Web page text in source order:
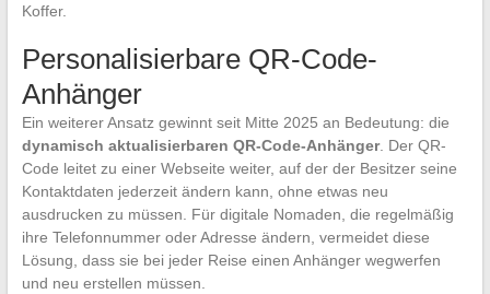
Koffer.
Personalisierbare QR-Code-
Anhänger
Ein weiterer Ansatz gewinnt seit Mitte 2025 an Bedeutung: die
dynamisch aktualisierbaren QR-Code-Anhänger. Der QR-
Code leitet zu einer Webseite weiter, auf der der Besitzer seine
Kontaktdaten jederzeit ändern kann, ohne etwas neu
ausdrucken zu müssen. Für digitale Nomaden, die regelmäßig
ihre Telefonnummer oder Adresse ändern, vermeidet diese
Lösung, dass sie bei jeder Reise einen Anhänger wegwerfen
und neu erstellen müssen.